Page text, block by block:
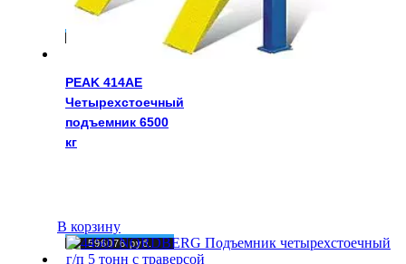
PEAK 414AE
Четырехстоечный
подъемник 6500
кг
В корзину
596076 руб.